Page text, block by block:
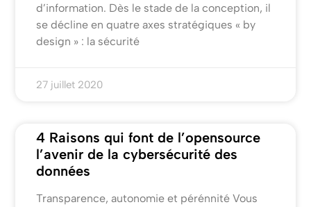
d’information. Dès le stade de la conception, il
se décline en quatre axes stratégiques « by
design » : la sécurité
27 juillet 2020
4 Raisons qui font de l’opensource
l’avenir de la cybersécurité des
données
Transparence, autonomie et pérénnité Vous